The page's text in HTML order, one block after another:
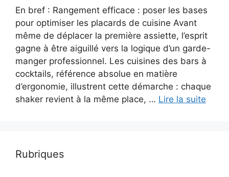
En bref : Rangement efficace : poser les bases
pour optimiser les placards de cuisine Avant
même de déplacer la première assiette, l’esprit
gagne à être aiguillé vers la logique d’un garde-
manger professionnel. Les cuisines des bars à
cocktails, référence absolue en matière
d’ergonomie, illustrent cette démarche : chaque
shaker revient à la même place, … Lire la suite
Rubriques